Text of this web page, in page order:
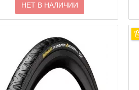
НЕТ В НАЛИЧИИ